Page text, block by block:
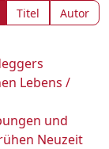
Titel Autor
Lebens /
und
Neuzeit